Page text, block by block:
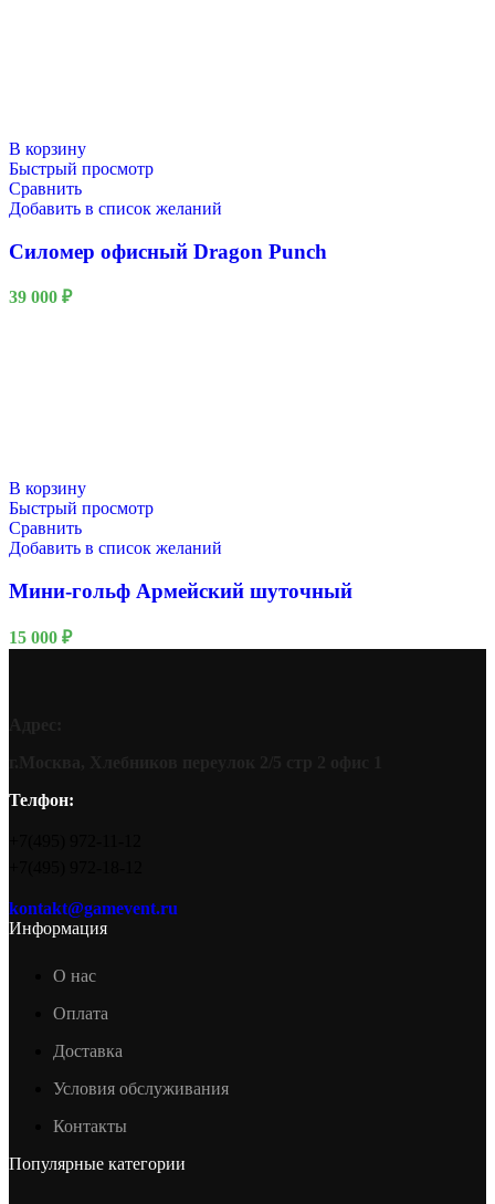
В корзину
Быстрый просмотр
Сравнить
Добавить в список желаний
Силомер офисный Dragon Punch
39 000 ₽
В корзину
Быстрый просмотр
Сравнить
Добавить в список желаний
Мини-гольф Армейский шуточный
15 000 ₽
Телфон:
kontakt@gamevent.ru
Информация
О нас
Оплата
Доставка
Условия обслуживания
Контакты
Популярные категории